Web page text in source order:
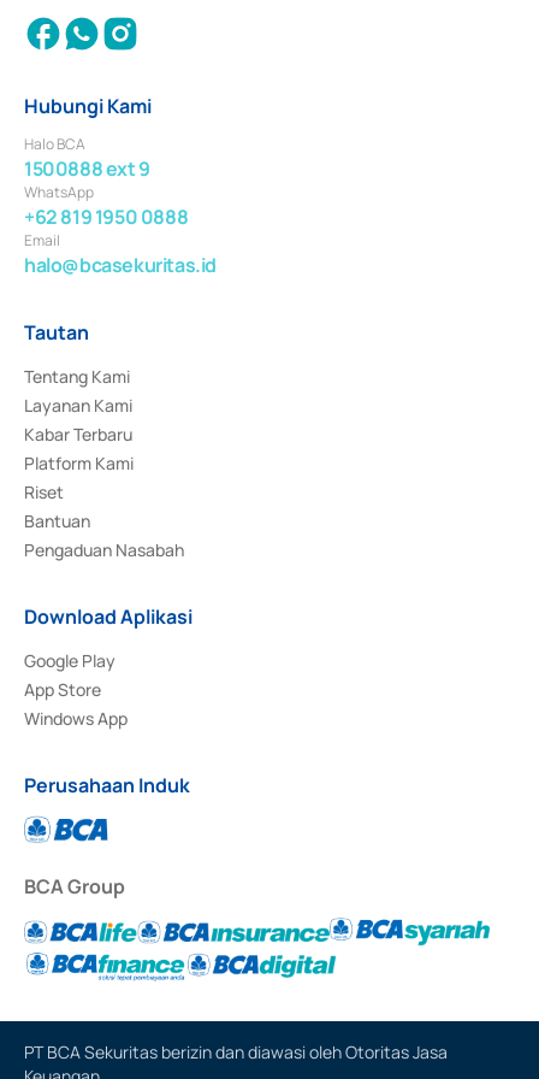
Hubungi Kami
Halo BCA
1500888 ext 9
WhatsApp
+62 819 1950 0888
Email
halo@bcasekuritas.id
Tautan
Tentang Kami
Layanan Kami
Kabar Terbaru
Platform Kami
Riset
Bantuan
Pengaduan Nasabah
Download Aplikasi
Google Play
App Store
Windows App
Perusahaan Induk
BCA Group
PT BCA Sekuritas berizin dan diawasi oleh Otoritas Jasa